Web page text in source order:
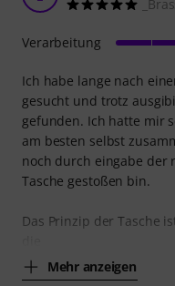
Ich habe lange nach
gesucht und trotz
gefunden. Ich hatte mir
am besten selbst
noch durch eingabe der
Tasche gestoßen bin.
Das Prinzip der Tasche
Mehr anzeigen
Verarbeitung